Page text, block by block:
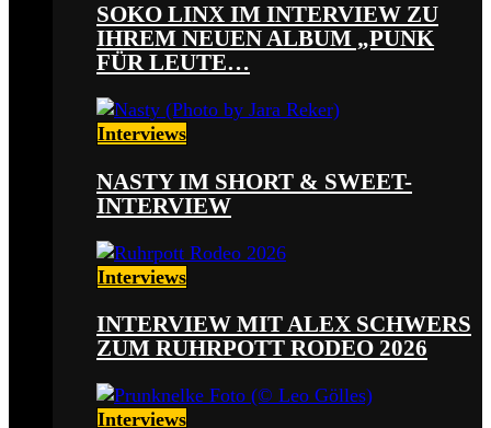
SOKO LINX IM INTERVIEW ZU
IHREM NEUEN ALBUM „PUNK
FÜR LEUTE…
Interviews
NASTY IM SHORT & SWEET-
INTERVIEW
Interviews
INTERVIEW MIT ALEX SCHWERS
ZUM RUHRPOTT RODEO 2026
Interviews